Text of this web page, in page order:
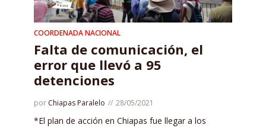
COORDENADA NACIONAL
Falta de comunicación, el
error que llevó a 95
detenciones
por Chiapas Paralelo 28/05/2021
*El plan de acción en Chiapas fue llegar a los